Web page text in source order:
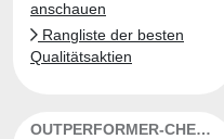
anschauen
Rangliste der besten
Qualitätsaktien
OUTPERFORMER-CHECK